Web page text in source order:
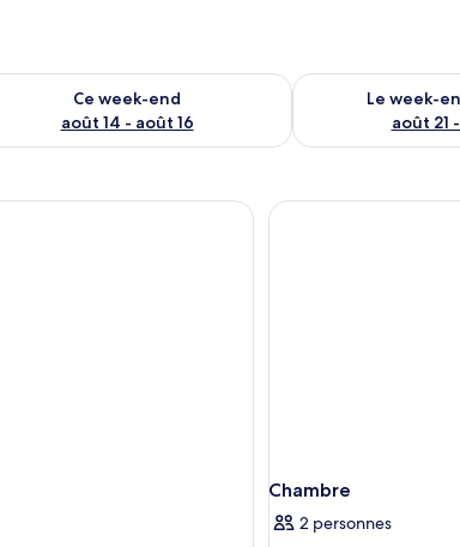
août 10
Ce week-end
août 14 - août 16
la disponibilité pour ce week-end août 14 - août 16
Le week-
août 21
Vérifier la
bois, d’une table à manger et d’une cheminée.
Chambre
2 personnes